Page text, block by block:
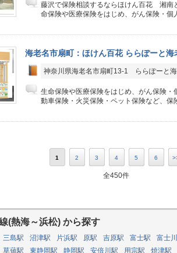
藤沢で保険相談するならほけん百花 湘南
命保険や医療保険をはじめ、がん保険・個
海老名市扇町：ほけん百花 ららぽーと海
神奈川県海老名市扇町13-1 ららぽーと
生命保険や医療保険をはじめ、がん保険・
動車保険・火災保険・ペット保険など、保
1 2 3 4 5 6
全450件
(熱海～浜松) から探す
三島駅 沼津駅 片浜駅 原駅 吉原駅 富士駅
富士
草薙駅 東静岡駅 静岡駅 安倍川駅 用宗駅
焼津駅